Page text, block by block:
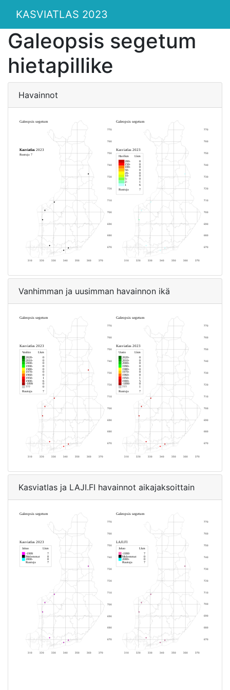
KASVIATLAS 2023
Galeopsis segetum
hietapillike
Havainnot
Vanhimman ja uusimman havainnon ikä
Kasviatlas ja LAJI.FI havainnot aikajaksoittain